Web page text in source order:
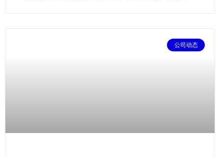
公司动态